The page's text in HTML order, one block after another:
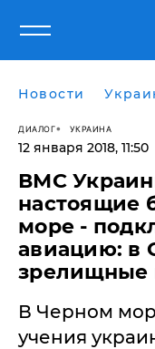
Новости
ДИАЛОГ УКРАИНА
12 января 2018, 11:50
ВМС
настоящие
море -
авиацию: в
зрелищные
В Черном
учения